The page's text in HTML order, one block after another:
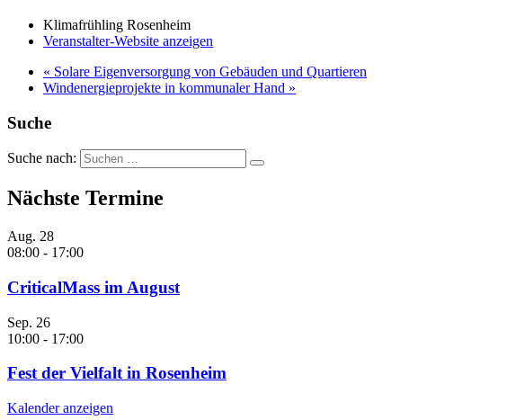
Klimafrühling Rosenheim
Veranstalter-Website anzeigen
« Solare Eigenversorgung von Gebäuden und Quartieren
Windenergieprojekte in kommunaler Hand »
Suche
Suche nach:
Nächste Termine
Aug. 28
08:00 - 17:00
CriticalMass im August
Sep. 26
10:00 - 17:00
Fest der Vielfalt in Rosenheim
Kalender anzeigen